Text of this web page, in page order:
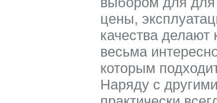
цены,
качества делают
весьма
которым
Наряду с